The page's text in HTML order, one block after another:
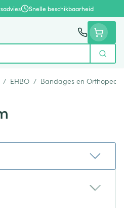
Snelle beschikbaarheid
Zoek
/ EHBO / Bandages en